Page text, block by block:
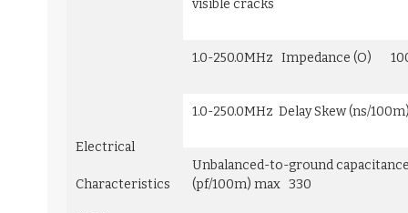
visible cracks
Electrical
Characteristics
1.0-250.0MHz Impedance (O)
1.0-250.0MHz Delay Skew (ns/
Unbalanced-to-ground
(pf/100m) max 330